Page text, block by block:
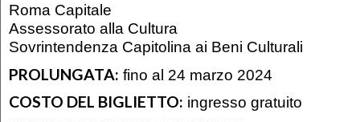
Roma Capitale
Assessorato alla Cultura
Sovrintendenza Capitolina ai Beni Culturali
PROLUNGATA: fino al 24 marzo 2024
COSTO DEL BIGLIETTO: ingresso gratuito